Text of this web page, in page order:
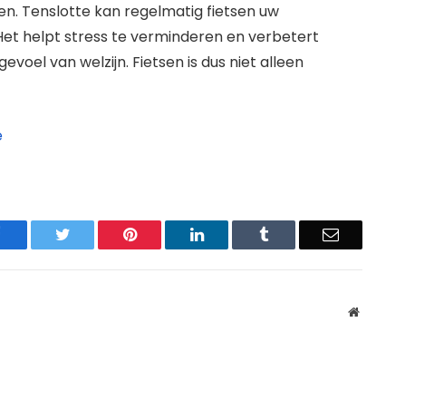
Tenslotte kan regelmatig fietsen uw
helpt stress te verminderen en verbetert
van welzijn. Fietsen is dus niet alleen
Facebook Twitter Pinterest LinkedIn Tumblr Email
Website